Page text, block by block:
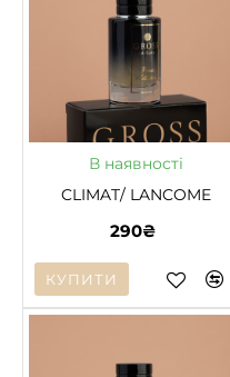
В наявності
CLIMAT/ LANCOME
290₴
КУПИТИ